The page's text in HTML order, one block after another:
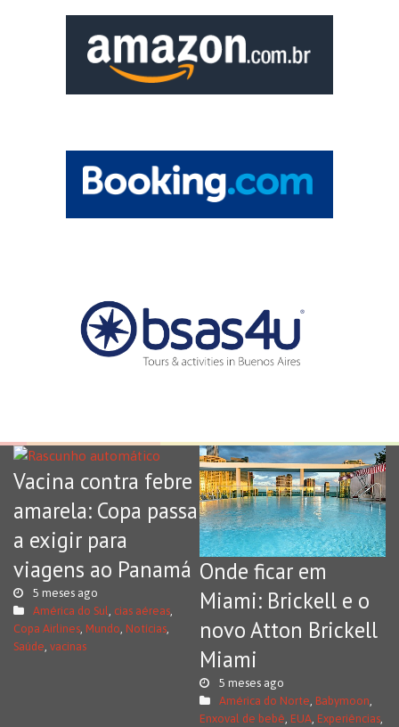
Vacina contra febre
amarela: Copa passa
a exigir para
viagens ao Panamá
5 meses ago
América do Sul, cias aéreas,
Copa Airlines, Mundo, Notícias,
Saúde, vacinas
Onde ficar em
Miami: Brickell e o
novo Atton Brickell
Miami
5 meses ago
América do Norte, Babymoon,
Enxoval de bebê, EUA, Experiências,